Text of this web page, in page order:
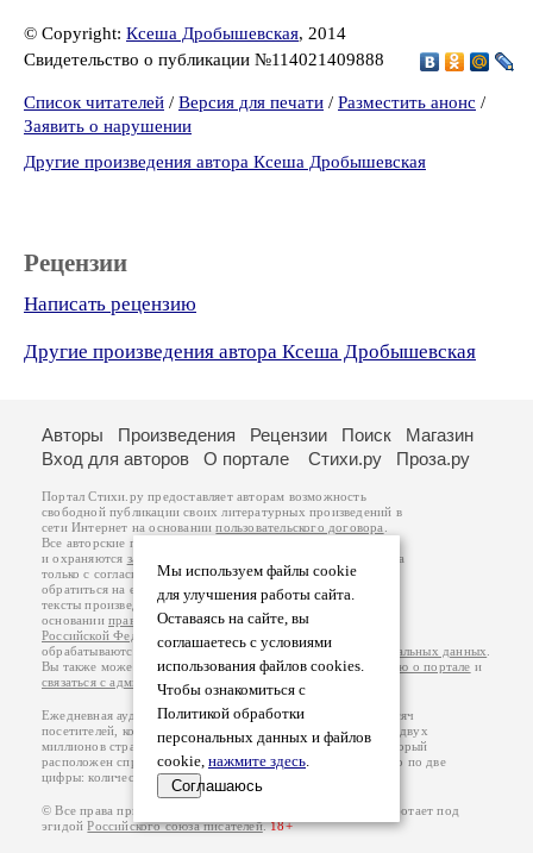
© Copyright: Ксеша Дробышевская, 2014
Свидетельство о публикации №114021409888
Список читателей / Версия для печати / Разместить анонс /
Заявить о нарушении
Другие произведения автора Ксеша Дробышевская
Рецензии
Написать рецензию
Другие произведения автора Ксеша Дробышевская
Мы используем файлы cookie
для улучшения работы сайта.
Оставаясь на сайте, вы
соглашаетесь с условиями
использования файлов cookies.
Чтобы ознакомиться с
Политикой обработки
персональных данных и файлов
cookie, нажмите здесь.
Соглашаюсь
Авторы Произведения Рецензии Поиск
Магазин
Вход для авторов
О портале Стихи.ру Проза.ру
Портал Стихи.ру предоставляет авторам возможность
свободной публикации своих литературных произведений в
сети Интернет на основаниипользовательского договора
Все авторские права на произведения принадлежат авторам
и охраняются законом
. Перепечатка произведений возможна
только с согласия его автора, к которому вы можете
обратиться на его авторской странице. Ответственность за
тексты произведений авторы несут самостоятельно на
основанииправил публикацииизаконодательства
Российской Федерации
обрабатываются на основанииПолитики обработки персональных данных
Вы также можете посмотреть более подробнуюинформацию о портале и
связаться с администрацией
Ежедневная аудитория портала Стихи.ру – порядка 200 тысяч
посетителей, которые в общей сумме просматривают более двух
миллионов страниц по данным счетчика посещаемости, который
расположен справа от этого текста. В каждой графе указано по две
цифры: количество просмотров и количество посетителей.
© Все права принадлежат авторам, 2000-2026. Портал работает под
эгидойРоссийского союза писателей.18+